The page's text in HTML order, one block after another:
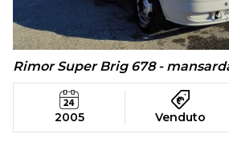
Rimor Super Brig 678 -
2005 Venduto